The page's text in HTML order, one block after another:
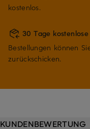
kostenlos.
30 Tage
Bestellungen können
zurückschicken.
KUNDENBEWERTUNG